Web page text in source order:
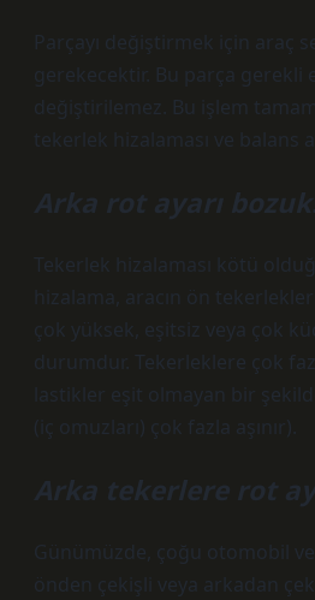
Parçayı değiştirmek için araç
gerekecektir. Bu parça gerekli
değiştirilemez. Bu işlem
tekerlek hizalaması ve balans
Arka rot ayarı
Tekerlek hizalaması kötü
hizalama, aracın ön
çok yüksek, eşitsiz veya çok
durumdur. Tekerleklere çok
lastikler eşit olmayan bir
(iç omuzları) çok fazla aşınır).
Arka tekerlere rot
Günümüzde, çoğu otomobil ve
önden çekişli veya arkadan